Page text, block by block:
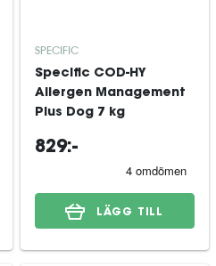
SPECIFIC
Specific COD-HY
Allergen Management
Plus Dog 7 kg
829:-
LÄGG TILL